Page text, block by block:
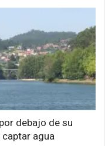
debajo de su
agua